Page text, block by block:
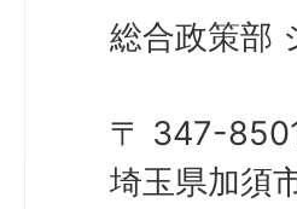
総合政策部
〒 347-
埼玉県加須